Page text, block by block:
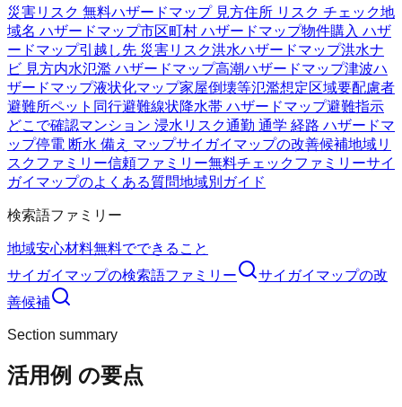
災害リスク 無料ハザードマップ 見方住所 リスク チェック地
域名 ハザードマップ市区町村 ハザードマップ物件購入 ハザ
ードマップ引越し先 災害リスク洪水ハザードマップ洪水ナ
ビ 見方内水氾濫 ハザードマップ高潮ハザードマップ津波ハ
ザードマップ液状化マップ家屋倒壊等氾濫想定区域要配慮者
避難所ペット同行避難線状降水帯 ハザードマップ避難指示
どこで確認マンション 浸水リスク通勤 通学 経路 ハザードマ
ップ停電 断水 備え マップサイガイマップの改善候補地域リ
スクファミリー信頼ファミリー無料チェックファミリーサイ
ガイマップのよくある質問地域別ガイド
検索語ファミリー
地域安心材料無料でできること
サイガイマップの検索語ファミリー サイガイマップの改
善候補
Section summary
活用例 の要点